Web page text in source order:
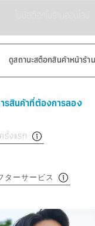
ดูสถานะสต็อกสินค้าหน้าร้าน
รสินค้าที่ต้องการลอง
รั้งแรก
ターサービス